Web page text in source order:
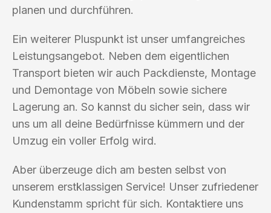
planen und durchführen.
Ein weiterer Pluspunkt ist unser umfangreiches
Leistungsangebot. Neben dem eigentlichen
Transport bieten wir auch Packdienste, Montage
und Demontage von Möbeln sowie sichere
Lagerung an. So kannst du sicher sein, dass wir
uns um all deine Bedürfnisse kümmern und der
Umzug ein voller Erfolg wird.
Aber überzeuge dich am besten selbst von
unserem erstklassigen Service! Unser zufriedener
Kundenstamm spricht für sich. Kontaktiere uns